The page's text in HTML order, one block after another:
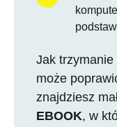
Jak
może
znajdziesz
EBOOK, w